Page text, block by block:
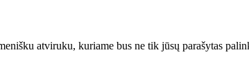
atviruku, kuriame bus ne tik jūsų parašytas